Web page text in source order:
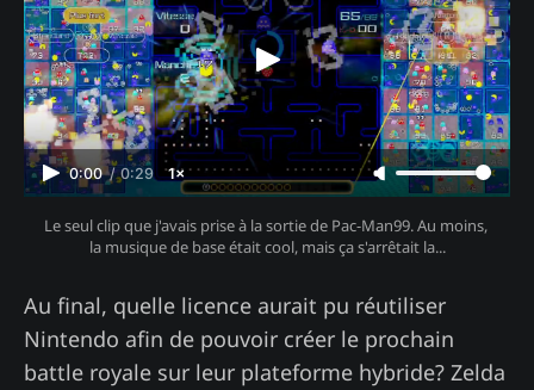
0:00 / 0:29 1×
Le seul clip que j'avais prise à la sortie de Pac-Man99. Au moins,
la musique de base était cool, mais ça s'arrêtait la...
Au final, quelle licence aurait pu réutiliser
Nintendo afin de pouvoir créer le prochain
battle royale sur leur plateforme hybride? Zelda